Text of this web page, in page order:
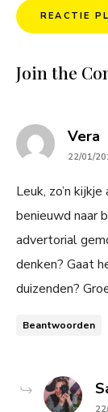
Join the
Vera
22/01/
Leuk, zo’n
benieuwd naar
advertorial
denken? Gaat
duizenden?
Beantwoorden